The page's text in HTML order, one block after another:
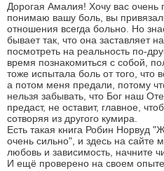
Дорогая Амалия! Хочу вас очень
понимаю вашу боль, вы
отношения всегда больно. Но
бывает так, что она заставляет
посмотреть на реальность по-
время познакомиться с собой,
тоже испытала боль от того, что
а потом меня предали, потому
нельзя забывать, что Бог наш
предаст, не оставит, главное,
сотворяя из другого кумира.
Есть такая книга Робин Норвуд
очень сильно", и здесь на сайте
любовь и зависимость, начните
И ещё проверено на своем